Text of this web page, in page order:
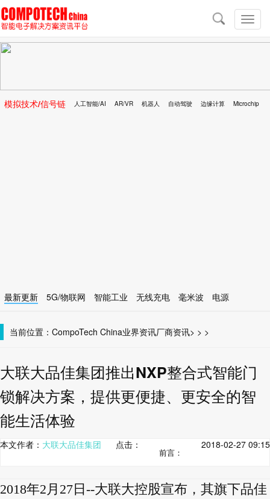
切
换
导
导
航
模拟技术/信号链 人工智能/AI AR/VR 机器人 自动驾驶 边缘计算 Microchip
最新更新 5G/物联网 智能工业 无线充电 毫米波
电源
当前位置： CompoTech China >
业界资讯 >
厂商资讯 >
大联大品佳集团推出NXP整合式智能门
锁解决方案，提供更便捷、更安全的智
能生活体验
本文作者： 大联大品佳集团 点击： 2018-02-27 09:15
前言：
2018年2月27日--大联大控股宣布，其旗下品佳